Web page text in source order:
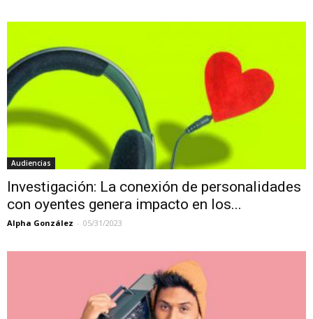
Audiencias
Investigación: La conexión de personalidades
con oyentes genera impacto en los...
Alpha González - 05/31/2023